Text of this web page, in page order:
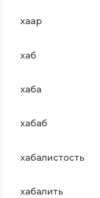
хаар
хаб
хаба
хабаб
хабалистость
хабалить